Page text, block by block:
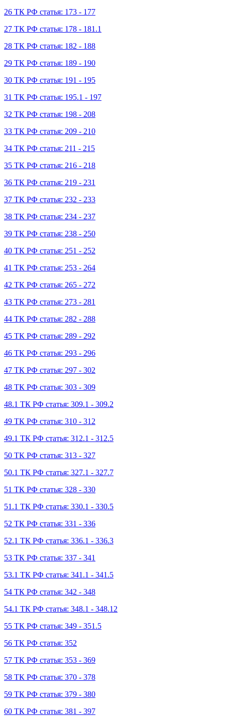
26 ТК РФ статья: 173 - 177
27 ТК РФ статья: 178 - 181.1
28 ТК РФ статья: 182 - 188
29 ТК РФ статья: 189 - 190
30 ТК РФ статья: 191 - 195
31 ТК РФ статья: 195.1 - 197
32 ТК РФ статья: 198 - 208
33 ТК РФ статья: 209 - 210
34 ТК РФ статья: 211 - 215
35 ТК РФ статья: 216 - 218
36 ТК РФ статья: 219 - 231
37 ТК РФ статья: 232 - 233
38 ТК РФ статья: 234 - 237
39 ТК РФ статья: 238 - 250
40 ТК РФ статья: 251 - 252
41 ТК РФ статья: 253 - 264
42 ТК РФ статья: 265 - 272
43 ТК РФ статья: 273 - 281
44 ТК РФ статья: 282 - 288
45 ТК РФ статья: 289 - 292
46 ТК РФ статья: 293 - 296
47 ТК РФ статья: 297 - 302
48 ТК РФ статья: 303 - 309
48.1 ТК РФ статья: 309.1 - 309.2
49 ТК РФ статья: 310 - 312
49.1 ТК РФ статья: 312.1 - 312.5
50 ТК РФ статья: 313 - 327
50.1 ТК РФ статья: 327.1 - 327.7
51 ТК РФ статья: 328 - 330
51.1 ТК РФ статья: 330.1 - 330.5
52 ТК РФ статья: 331 - 336
52.1 ТК РФ статья: 336.1 - 336.3
53 ТК РФ статья: 337 - 341
53.1 ТК РФ статья: 341.1 - 341.5
54 ТК РФ статья: 342 - 348
54.1 ТК РФ статья: 348.1 - 348.12
55 ТК РФ статья: 349 - 351.5
56 ТК РФ статья: 352
57 ТК РФ статья: 353 - 369
58 ТК РФ статья: 370 - 378
59 ТК РФ статья: 379 - 380
60 ТК РФ статья: 381 - 397